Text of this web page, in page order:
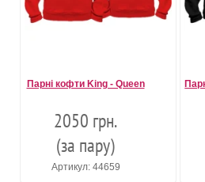
Парні кофти King - Queen
2050 грн.
(за пару)
Артикул: 44659